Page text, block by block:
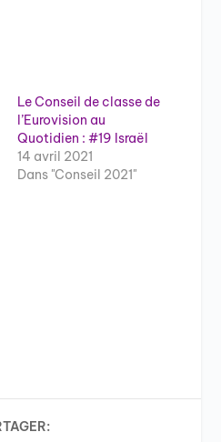
Le Conseil de classe de
l’Eurovision au
Quotidien : #19 Israël
14 avril 2021
Dans "Conseil 2021"